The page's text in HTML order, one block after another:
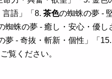
言語」「8.茶色の蜘蛛の夢 -
蛛の夢 - 癒し・安心・優し
- 奇抜・斬新・個性」「
覧ください。